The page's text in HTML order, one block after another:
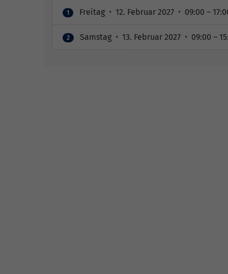
1 Freitag • 12. Februar 2027 • 09:00 –
2 Samstag • 13. Februar 2027 • 09:00 –